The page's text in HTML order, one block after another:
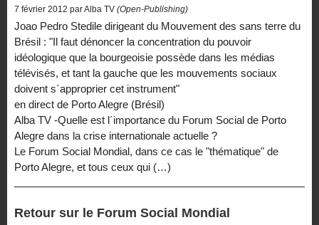
7 février 2012 par Alba TV (Open-Publishing)
Joao Pedro Stedile dirigeant du Mouvement des sans terre du
Brésil : "Il faut dénoncer la concentration du pouvoir
idéologique que la bourgeoisie possède dans les médias
télévisés, et tant la gauche que les mouvements sociaux
doivent s´approprier cet instrument"
en direct de Porto Alegre (Brésil)
Alba TV -Quelle est l´importance du Forum Social de Porto
Alegre dans la crise internationale actuelle ?
Le Forum Social Mondial, dans ce cas le "thématique" de
Porto Alegre, et tous ceux qui (…)
Retour sur le Forum Social Mondial